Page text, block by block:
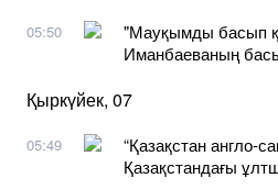
05:50
"Мауқымды басып
Иманбаеваның
Қыркүйек, 07
05:49
“Қазақстан англо-
Қазақстандағы